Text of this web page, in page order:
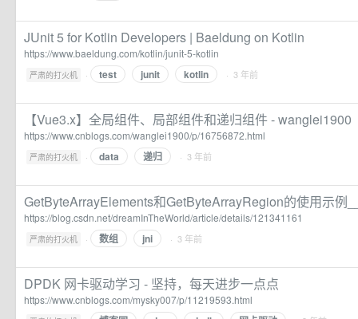
JUnit 5 for Kotlin Developers | Baeldung on Kotlin
https://www.baeldung.com/kotlin/junit-5-kotlin
严肃的打火机 · test junit kotlin · 3 年前
【Vue3.x】全局组件、局部组件和递归组件 - wanglei1900
https://www.cnblogs.com/wanglei1900/p/16756872.html
严肃的打火机 · data 递归 · 3 年前
GetByteArrayElements和GetByteArrayRegion的使用示例
https://blog.csdn.net/dreamInTheWorld/article/details/121341161
严肃的打火机 · 数组 jni · 3 年前
DPDK 网卡驱动学习 - 坚持，每天进步一点点
https://www.cnblogs.com/mysky007/p/11219593.html